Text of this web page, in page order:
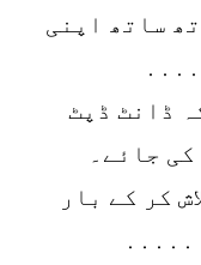
ساتھ اپنی
ڈانٹ ڈپٹ
کی جائے۔
کر کے بار
․․․․․